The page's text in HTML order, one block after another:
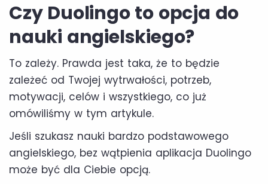
Czy Duolingo to opcja do
nauki angielskiego?
To zależy. Prawda jest taka, że to będzie
zależeć od Twojej wytrwałości, potrzeb,
motywacji, celów i wszystkiego, co już
omówiliśmy w tym artykule.
Jeśli szukasz nauki bardzo podstawowego
angielskiego, bez wątpienia aplikacja Duolingo
może być dla Ciebie opcją.